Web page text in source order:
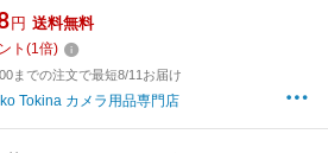
料】＼お得な店内クーポン配布中／
円 送料無料
ト (1倍)
までの注文で最短8/11お届け
Tokina カメラ用品専門店